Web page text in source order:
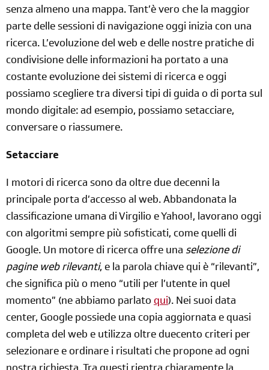
senza almeno una mappa. Tant’è vero che la maggior
parte delle sessioni di navigazione oggi inizia con una
ricerca. L’evoluzione del web e delle nostre pratiche di
condivisione delle informazioni ha portato a una
costante evoluzione dei sistemi di ricerca e oggi
possiamo scegliere tra diversi tipi di guida o di porta sul
mondo digitale: ad esempio, possiamo setacciare,
conversare o riassumere.
Setacciare
I motori di ricerca sono da oltre due decenni la
principale porta d’accesso al web. Abbandonata la
classificazione umana di Virgilio e Yahoo!, lavorano oggi
con algoritmi sempre più sofisticati, come quelli di
Google. Un motore di ricerca offre una selezione di
pagine web rilevanti, e la parola chiave qui è “rilevanti”,
che significa più o meno “utili per l’utente in quel
momento” (ne abbiamo parlato qui). Nei suoi data
center, Google possiede una copia aggiornata e quasi
completa del web e utilizza oltre duecento criteri per
selezionare e ordinare i risultati che propone ad ogni